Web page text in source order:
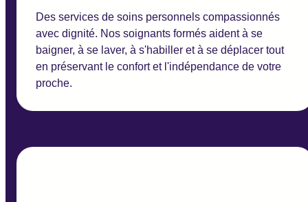
Des services de soins personnels compassionnés
avec dignité. Nos soignants formés aident à se
baigner, à se laver, à s'habiller et à se déplacer tout
en préservant le confort et l'indépendance de votre
proche.